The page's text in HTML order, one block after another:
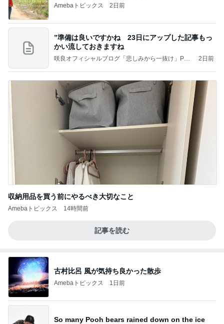
Amebaトピックス 2日前
”準備は良いですかね 23日にアップした記事もっ
かい流しておきますね
咲良オフィシャルブログ「悲しみから一抜け」Pow
2日前
収納用品を買う前にやるべき大切なこと
Amebaトピックス 14時間前
記事を読む
古村比呂 風が気持ち良かった散歩
Amebaトピックス 1日前
So many Pooh bears rained down on the ice